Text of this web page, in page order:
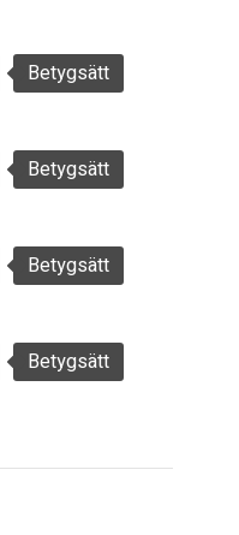
Betygsätt
Betygsätt
Betygsätt
Betygsätt